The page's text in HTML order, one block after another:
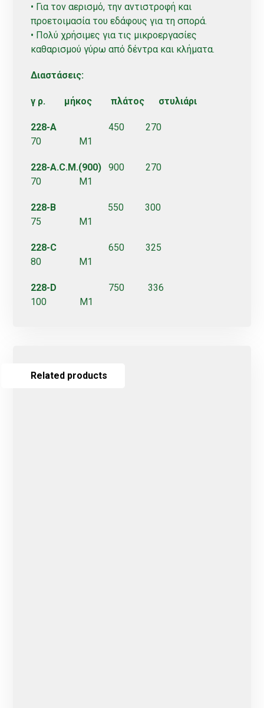
• Για τον αερισμό, την αντιστροφή και
προετοιμασία του εδάφους για τη σπορά.
• Πολύ χρήσιμες για τις μικροεργασίες
καθαρισμού γύρω από δέντρα και κλήματα.
Διαστάσεις:
γ ρ. μήκος πλάτος στυλιάρι
228-A
450 270
70 M1
228-A.C.M.(900) 900 270
70 M1
228-B
550 300
75 M1
228-C
650 325
80 M1
228-D
750 336
100 M1
Related products